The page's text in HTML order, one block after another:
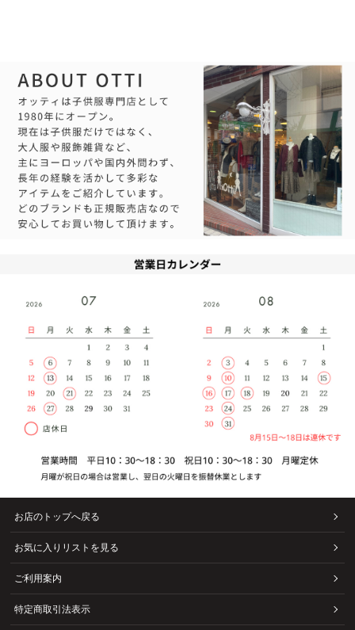
お店のトップへ戻る
お気に入りリストを見る
ご利用案内
特定商取引法表示